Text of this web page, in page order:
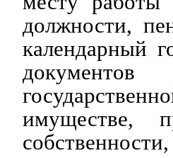
должности,
календарный
имуществе,